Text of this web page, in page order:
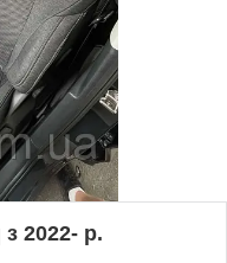
2022- р.